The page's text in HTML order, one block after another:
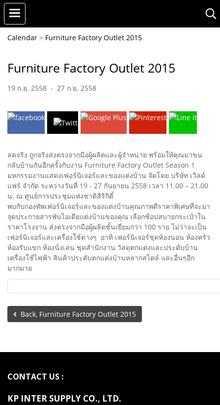
Calendar > Furniture Factory Outlet 2015
Furniture Factory Outlet 2015
19 ก.ย. 2558 - 27 ก.ย. 2558
ลดจริง ถูกจริงส่งตรงจากมือผู้ผลิตและผู้จำหน่าย พร้อมให้คุณมาขน
กลับบ้านกันอีกครั้งกับงาน Furniture Factory Outlet Season 1
มหกรรมงานแสดงเฟอร์นิเจอร์และของแต่งบ้าน จัดโดย บริษัท เวิลด์
แฟร์ จำกัด ระหว่างวันที่ 19 - 27 กันยายน 2558 เวลา 11.00 – 21.00
น. ณ ศูนย์การประชุมแห่งชาติสิริกิติ์
พบกับกองทัพเฟอร์นิเจอร์และของแต่งบ้านคุณภาพดีราคาพิเศษที่จะมา
จุดประกายสารพันไอเดียแต่งบ้านของคุณ เลือกช้อปสบายกระเป๋าใน
ราคาโรงงาน ส่งตรงจากมือผู้ผลิตชั้นเยี่ยมกว่า 100 ราย ไม่ว่าจะเป็น
เฟอร์นิเจอร์และเครื่องใช้ต่างๆ อาทิ เฟอร์นิเจอร์ชุดห้องนอน ห้องครัว
ห้องรับแขก ห้องนั่งเล่น ชุดสำนักงาน วัสดุตกแต่งและประดับบ้าน
เครื่องใช้ไฟฟ้า สินค้าประดับตกแต่งบ้านหลากสไตล์ และอื่นๆอีก
มากมาย
Back, Furniture Factory Outlet 2015
CONTACT US :
KP INTER SUPPLY CO., LTD.